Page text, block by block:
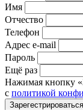
Имя
Отчество
Телефон
Адрес e-mail
Пароль
Ещё раз
Нажимая кнопку
с политикой